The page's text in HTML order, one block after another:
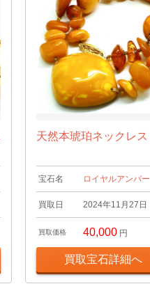
天然本琥珀ネックレス
宝石名 ロイヤルアンバー
買取日 2024年11月27日
買取価格 40,000 円
買取宝石詳細へ